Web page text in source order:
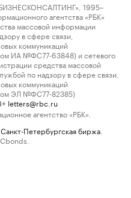
1995–
агентства «РБК»
массовой информации
в сфере связи,
коммуникаций
ИА №ФС77-63848) и сетевого
средства массовой
по надзору в сфере связи,
коммуникаций
ЭЛ №ФС77-82385)
letters@rbc.ru
агентство «РБК».
Санкт-Петербургская биржа